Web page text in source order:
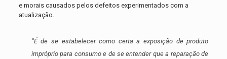
e morais causados pelos defeitos experimentados com a
atualização.
“É de se estabelecer como certa a exposição de produto
impróprio para consumo e de se entender que a reparação de